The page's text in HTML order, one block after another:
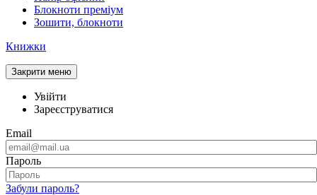
Блокноти преміум
Зошити, блокноти
Книжки
Закрити меню
Увійти
Зареєструватися
Email
Пароль
Забули пароль?